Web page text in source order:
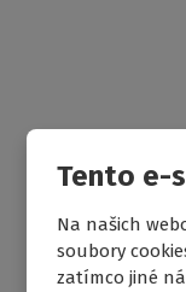
Tento e-
Na našich
soubory
zatímco jiné